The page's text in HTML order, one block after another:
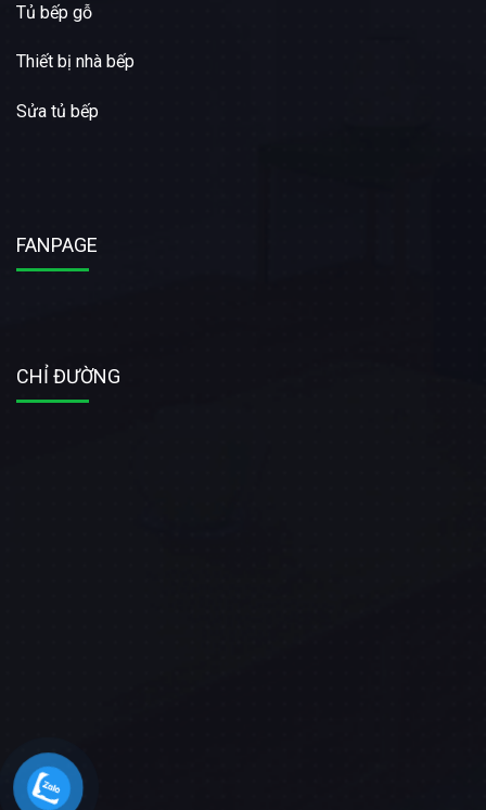
Tủ bếp gỗ
Thiết bị nhà bếp
Sửa tủ bếp
FANPAGE
CHỈ ĐƯỜNG